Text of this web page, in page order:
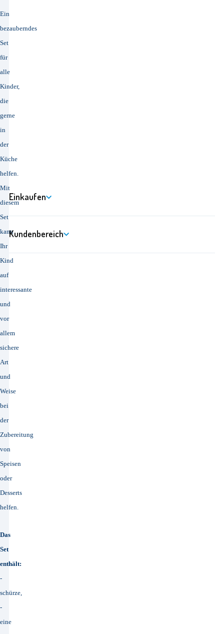
Ein
bezauberndes
Set
für
alle
Kinder,
die
gerne
in
der
Küche
helfen.
Mit
diesem
Set
kann
Ihr
Kind
auf
interessante
und
vor
allem
sichere
Art
und
Weise
bei
der
Zubereitung
von
Speisen
oder
Desserts
helfen.
Das
Set
enthält:
-
schürze,
-
eine
Einkaufen
Kundenbereich